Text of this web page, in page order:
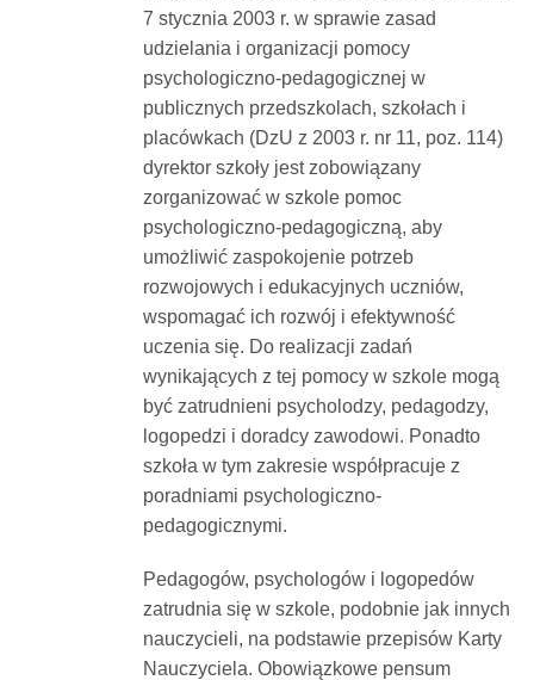
7 stycznia 2003 r. w sprawie zasad
udzielania i organizacji pomocy
psychologiczno-pedagogicznej w
publicznych przedszkolach, szkołach i
placówkach (DzU z 2003 r. nr 11, poz. 114)
dyrektor szkoły jest zobowiązany
zorganizować w szkole pomoc
psychologiczno-pedagogiczną, aby
umożliwić zaspokojenie potrzeb
rozwojowych i edukacyjnych uczniów,
wspomagać ich rozwój i efektywność
uczenia się. Do realizacji zadań
wynikających z tej pomocy w szkole mogą
być zatrudnieni psycholodzy, pedagodzy,
logopedzi i doradcy zawodowi. Ponadto
szkoła w tym zakresie współpracuje z
poradniami psychologiczno-
pedagogicznymi.
Pedagogów, psychologów i logopedów
zatrudnia się w szkole, podobnie jak innych
nauczycieli, na podstawie przepisów Karty
Nauczyciela. Obowiązkowe pensum